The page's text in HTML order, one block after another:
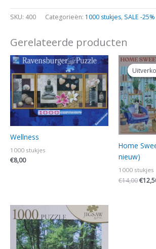
SKU: 400 Categorieën: 1000 stukjes, SALE -
Gerelateerde producten
Wellness
1000 stukjes
€8,00
Home
nieuw)
1000 stukjes
€14,00
prijs
was:
€